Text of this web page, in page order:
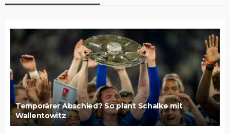
Temporärer Abschied? So plant Schalke mit
Wallentowitz